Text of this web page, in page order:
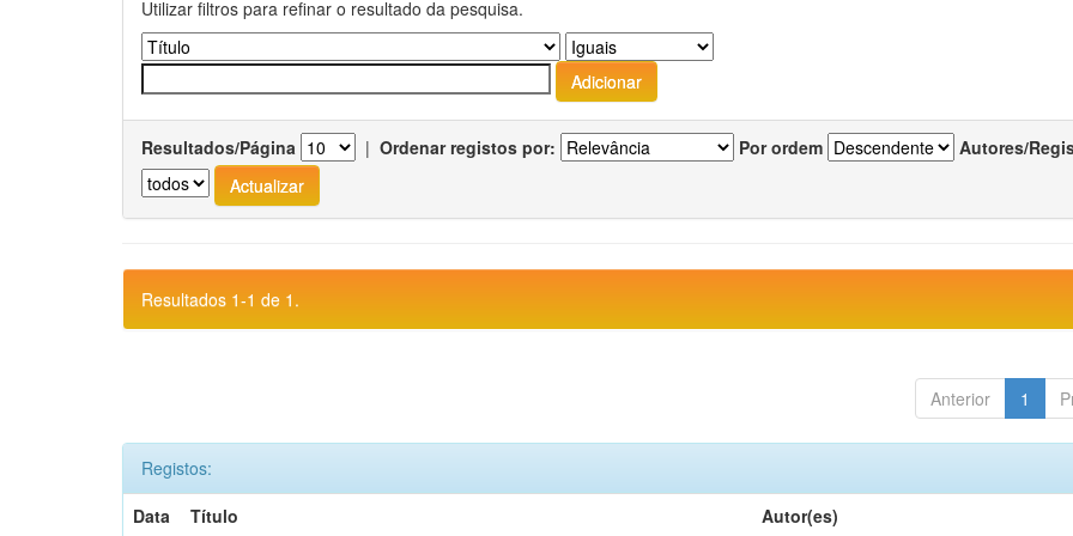
Utilizar filtros para refinar o resultado da pesquisa.
Resultados/Página | Ordenar registos por: Por ordem Autores/
Resultados 1-1 de 1.
Anterior 1
Registos:
Data
Título Autor(es)